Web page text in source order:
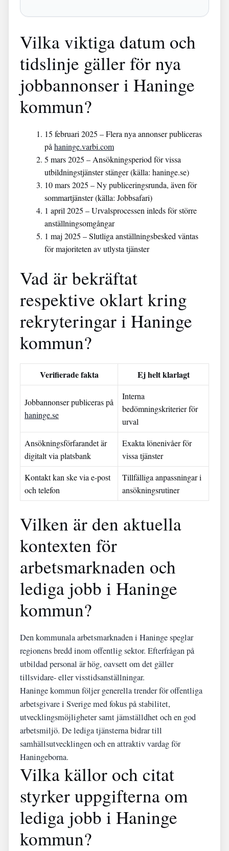
Vilka viktiga datum och
tidslinje gäller för nya
jobbannonser i Haninge
kommun?
15 februari 2025 – Flera nya annonser publiceras
på haninge.varbi.com
5 mars 2025 – Ansökningsperiod för vissa
utbildningstjänster stänger (källa: haninge.se)
10 mars 2025 – Ny publiceringsrunda, även för
sommartjänster (källa: Jobbsafari)
1 april 2025 – Urvalsprocessen inleds för större
anställningsomgångar
1 maj 2025 – Slutliga anställningsbesked väntas
för majoriteten av utlysta tjänster
Vad är bekräftat
respektive oklart kring
rekryteringar i Haninge
kommun?
Verifierade fakta Ej helt klarlagt
Jobbannonser publiceras på
haninge.se
Interna
bedömningskriterier för
urval
Ansökningsförfarandet är
digitalt via platsbank
Exakta lönenivåer för
vissa tjänster
Kontakt kan ske via e-post
och telefon
Tillfälliga anpassningar i
ansökningsrutiner
Vilken är den aktuella
kontexten för
arbetsmarknaden och
lediga jobb i Haninge
kommun?
Den kommunala arbetsmarknaden i Haninge speglar
regionens bredd inom offentlig sektor. Efterfrågan på
utbildad personal är hög, oavsett om det gäller
tillsvidare- eller visstidsanställningar.
Haninge kommun följer generella trender för offentliga
arbetsgivare i Sverige med fokus på stabilitet,
utvecklingsmöjligheter samt jämställdhet och en god
arbetsmiljö. De lediga tjänsterna bidrar till
samhällsutvecklingen och en attraktiv vardag för
Haningeborna.
Vilka källor och citat
styrker uppgifterna om
lediga jobb i Haninge
kommun?